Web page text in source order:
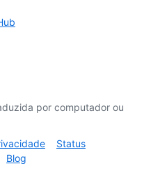
por computador ou
Status
Blog